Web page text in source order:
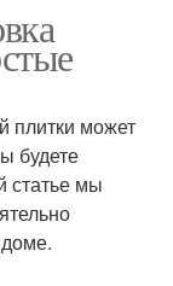
плитки может
будете
статье мы